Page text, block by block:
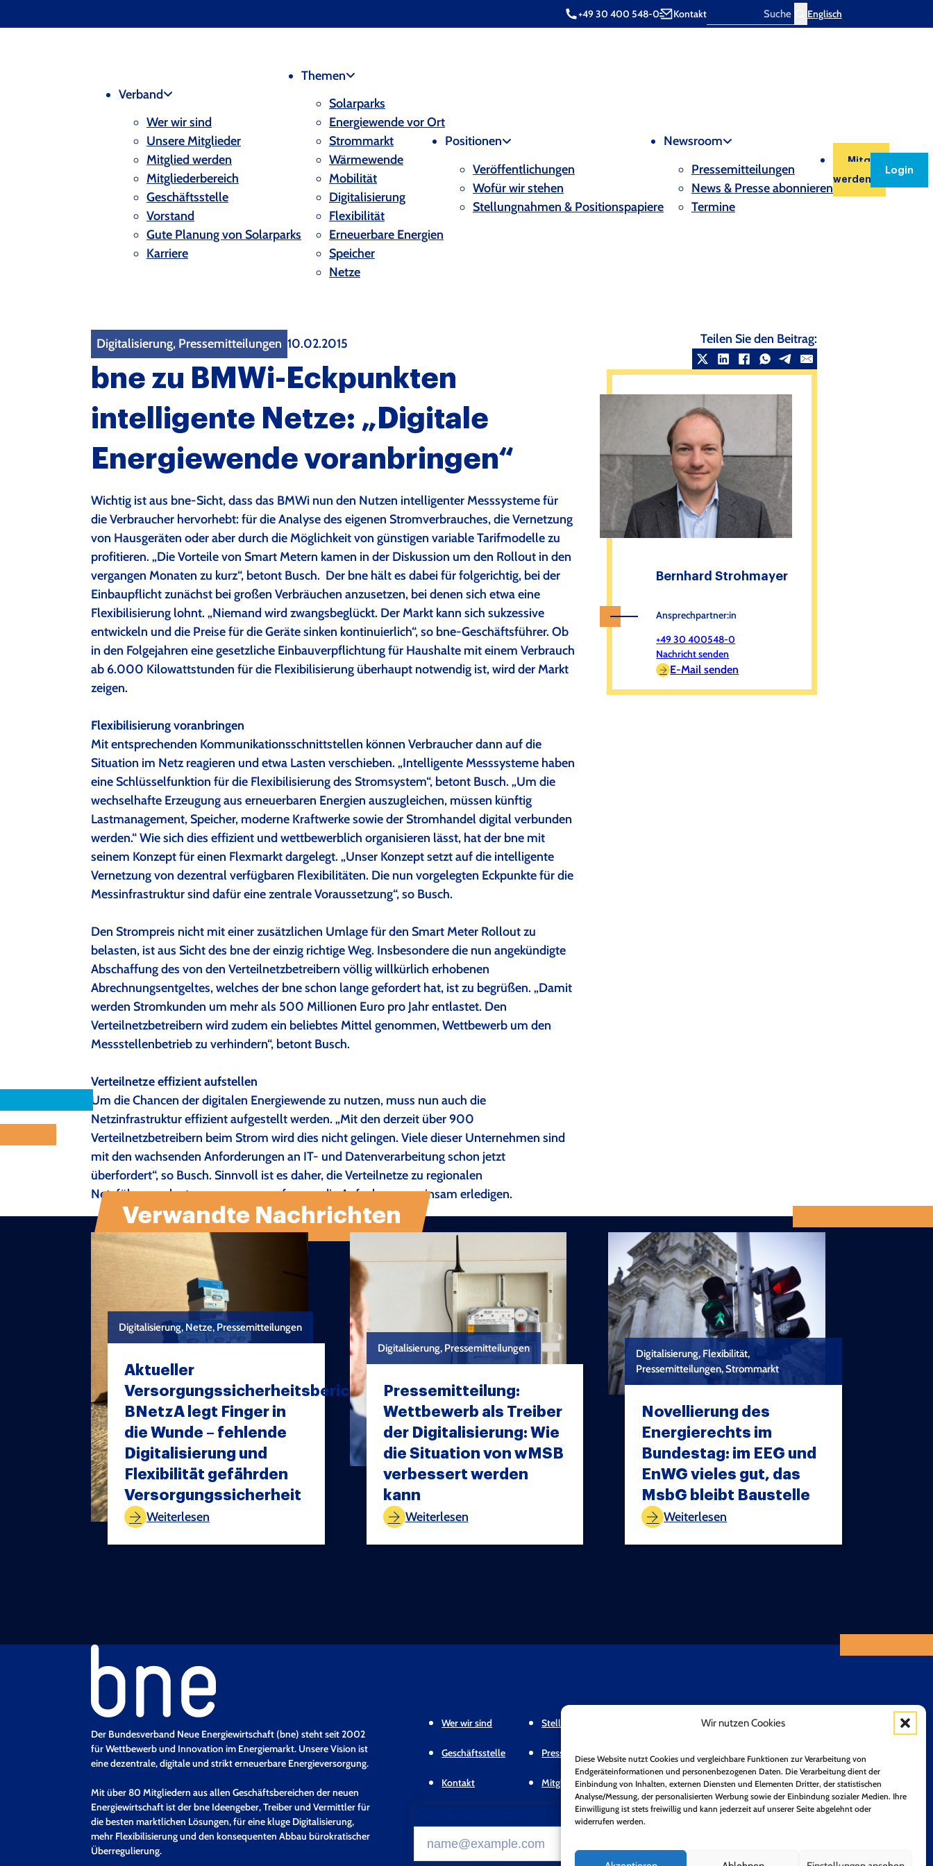
Wir nutzen Cookies
Diese Website nutzt Cookies und vergleichbare Funktionen zur Verarbeitung von
Endgeräteinformationen und personenbezogenen Daten. Die Verarbeitung dient der
Einbindung von Inhalten, externen Diensten und Elementen Dritter, der statistischen
Analyse/Messung, der personalisierten Werbung sowie der Einbindung sozialer Medien. Ihre
Einwilligung ist stets freiwillig und kann jederzeit auf unserer Seite abgelehnt oder
widerrufen werden.
+49 30 400 548-0 Kontakt
Search
Englisch
Verband
Wer wir sind
Unsere Mitglieder
Mitglied werden
Mitgliederbereich
Geschäftsstelle
Vorstand
Gute Planung von Solarparks
Karriere
Themen
Solarparks
Energiewende vor Ort
Strommarkt
Wärmewende
Mobilität
Digitalisierung
Flexibilität
Erneuerbare Energien
Speicher
Netze
Positionen
Veröffentlichungen
Wofür wir stehen
Stellungnahmen & Positionspapiere
Newsroom
Pressemitteilungen
News & Presse abonnieren
Termine
Mitglied
werden
Login
Digitalisierung, Pressemitteilungen 10.02.2015
bne zu BMWi-Eckpunkten
intelligente Netze: „Digitale
Energiewende voranbringen“
Wichtig ist aus bne-Sicht, dass das BMWi nun den Nutzen intelligenter Messsysteme für
die Verbraucher hervorhebt: für die Analyse des eigenen Stromverbrauches, die Vernetzung
von Hausgeräten oder aber durch die Möglichkeit von günstigen variable Tarifmodelle zu
profitieren. „Die Vorteile von Smart Metern kamen in der Diskussion um den Rollout in den
vergangen Monaten zu kurz“, betont Busch. Der bne hält es dabei für folgerichtig, bei der
Einbaupflicht zunächst bei großen Verbräuchen anzusetzen, bei denen sich etwa eine
Flexibilisierung lohnt. „Niemand wird zwangsbeglückt. Der Markt kann sich sukzessive
entwickeln und die Preise für die Geräte sinken kontinuierlich“, so bne-Geschäftsführer. Ob
in den Folgejahren eine gesetzliche Einbauverpflichtung für Haushalte mit einem Verbrauch
ab 6.000 Kilowattstunden für die Flexibilisierung überhaupt notwendig ist, wird der Markt
zeigen.
Flexibilisierung voranbringen
Mit entsprechenden Kommunikationsschnittstellen können Verbraucher dann auf die
Situation im Netz reagieren und etwa Lasten verschieben. „Intelligente Messsysteme haben
eine Schlüsselfunktion für die Flexibilisierung des Stromsystem“, betont Busch. „Um die
wechselhafte Erzeugung aus erneuerbaren Energien auszugleichen, müssen künftig
Lastmanagement, Speicher, moderne Kraftwerke sowie der Stromhandel digital verbunden
werden.“ Wie sich dies effizient und wettbewerblich organisieren lässt, hat der bne mit
seinem Konzept für einen Flexmarkt dargelegt. „Unser Konzept setzt auf die intelligente
Vernetzung von dezentral verfügbaren Flexibilitäten. Die nun vorgelegten Eckpunkte für die
Messinfrastruktur sind dafür eine zentrale Voraussetzung“, so Busch.
Den Strompreis nicht mit einer zusätzlichen Umlage für den Smart Meter Rollout zu
belasten, ist aus Sicht des bne der einzig richtige Weg. Insbesondere die nun angekündigte
Abschaffung des von den Verteilnetzbetreibern völlig willkürlich erhobenen
Abrechnungsentgeltes, welches der bne schon lange gefordert hat, ist zu begrüßen. „Damit
werden Stromkunden um mehr als 500 Millionen Euro pro Jahr entlastet. Den
Verteilnetzbetreibern wird zudem ein beliebtes Mittel genommen, Wettbewerb um den
Messstellenbetrieb zu verhindern“, betont Busch.
Verteilnetze effizient aufstellen
Um die Chancen der digitalen Energiewende zu nutzen, muss nun auch die
Netzinfrastruktur effizient aufgestellt werden. „Mit den derzeit über 900
Verteilnetzbetreibern beim Strom wird dies nicht gelingen. Viele dieser Unternehmen sind
mit den wachsenden Anforderungen an IT- und Datenverarbeitung schon jetzt
überfordert“, so Busch. Sinnvoll ist es daher, die Verteilnetze zu regionalen
Netzführungsclustern zusammenzufassen, die Aufgaben gemeinsam erledigen.
Teilen Sie den Beitrag:
Bernhard Strohmayer
Ansprechpartner:in
+49 30 400548-0
Nachricht senden
E-Mail senden
Verwandte Nachrichten
Digitalisierung, Netze, Pressemitteilungen
Aktueller
Versorgungssicherheitsbericht:
BNetzA legt Finger in
die Wunde – fehlende
Digitalisierung und
Flexibilität gefährden
Versorgungssicherheit
Weiterlesen
TEST COPYRIGHT
Digitalisierung, Pressemitteilungen
Pressemitteilung:
Wettbewerb als Treiber
der Digitalisierung: Wie
die Situation von wMSB
verbessert werden
kann
Weiterlesen
Digitalisierung, Flexibilität,
Pressemitteilungen, Strommarkt
Novellierung des
Energierechts im
Bundestag: im EEG und
EnWG vieles gut, das
MsbG bleibt Baustelle
Weiterlesen
TEST COPYRIGHT
Der Bundesverband Neue Energiewirtschaft (bne) steht seit 2002
für Wettbewerb und Innovation im Energiemarkt. Unsere Vision ist
eine dezentrale, digitale und strikt erneuerbare Energieversorgung.
Mit über 80 Mitgliedern aus allen Geschäftsbereichen der neuen
Energiewirtschaft ist der bne Ideengeber, Treiber und Vermittler für
die besten marktlichen Lösungen, für eine kluge Digitalisierung,
mehr Flexibilisierung und den konsequenten Abbau bürokratischer
Überregulierung.
Wer wir sind Stellungnahmen & Positionspapiere Unsere Mitglieder
Geschäftsstelle Pressemitteilungen Mitglied werden
Kontakt Mitgliederbereich